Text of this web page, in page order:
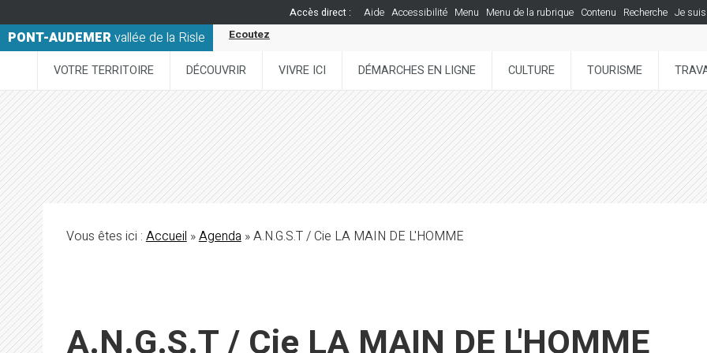
Accès direct : Aide Accessibilité Menu Menu de la rubrique Contenu Recherche Je suis
PONT-AUDEMERvallée de la Risle Ecoutez
VOTRE TERRITOIRE DÉCOUVRIR VIVRE ICI DÉMARCHES EN LIGNE CULTURE TOURISME
Vous êtes ici :Accueil»Agenda» A.N.G.S.T / Cie LA MAIN DE L'HOMME